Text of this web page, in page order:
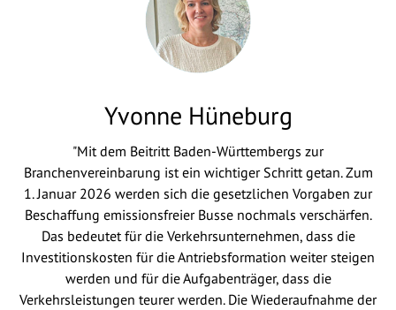
Yvonne Hüneburg
"Mit dem Beitritt Baden-Württembergs zur
Branchenvereinbarung ist ein wichtiger Schritt getan. Zum
1. Januar 2026 werden sich die gesetzlichen Vorgaben zur
Beschaffung emissionsfreier Busse nochmals verschärfen.
Das bedeutet für die Verkehrsunternehmen, dass die
Investitionskosten für die Antriebsformation weiter steigen
werden und für die Aufgabenträger, dass die
Verkehrsleistungen teurer werden. Die Wiederaufnahme der